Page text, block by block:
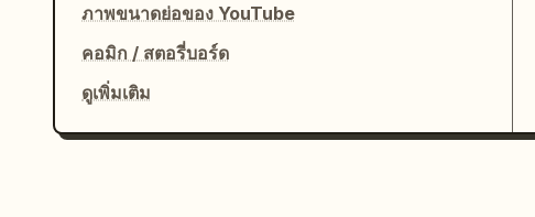
ภาพขนาดย่อของ YouTube
คอมิก / สตอรี่บอร์ด
ดูเพิ่มเติม